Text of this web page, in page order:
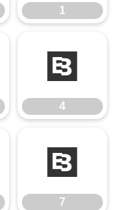
1
4
4
7
7